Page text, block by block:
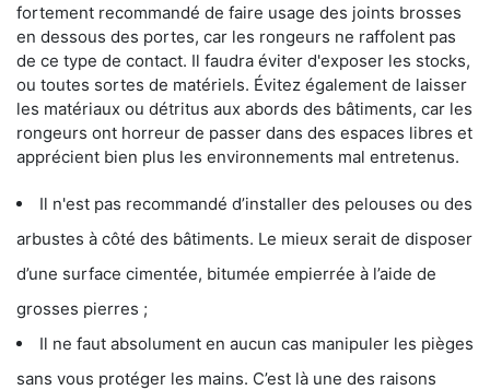
fortement recommandé de faire usage des joints brosses
en dessous des portes, car les rongeurs ne raffolent pas
de ce type de contact. Il faudra éviter d'exposer les stocks,
ou toutes sortes de matériels. Évitez également de laisser
les matériaux ou détritus aux abords des bâtiments, car les
rongeurs ont horreur de passer dans des espaces libres et
apprécient bien plus les environnements mal entretenus.
Il n'est pas recommandé d’installer des pelouses ou des
arbustes à côté des bâtiments. Le mieux serait de disposer
d’une surface cimentée, bitumée empierrée à l’aide de
grosses pierres ;
Il ne faut absolument en aucun cas manipuler les pièges
sans vous protéger les mains. C’est là une des raisons